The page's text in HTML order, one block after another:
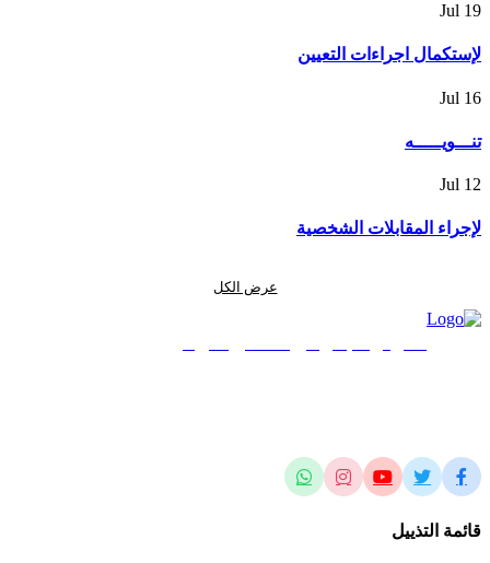
19
Jul
لإستكمال اجراءات التعيين
16
Jul
تنـــويـــــه
12
Jul
لإجراء المقابلات الشخصية
عرض الكل
قائمة التذييل